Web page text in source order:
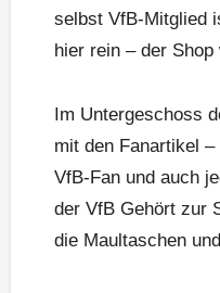
selbst VfB-Mitglied
hier rein – der
Im Untergeschoss
mit den Fanartikel
VfB-Fan und auch
der VfB Gehört zur
die Maultaschen